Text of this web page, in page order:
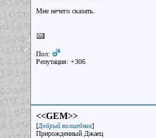
Мне нечего сказать.
Пол:
Репутация: +306
<<GEM>>
[Добрый волшебник]
Прирожденный Джаец